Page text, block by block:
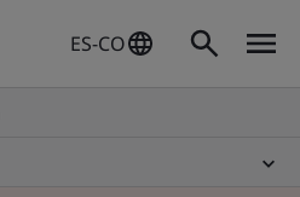
ES-CO